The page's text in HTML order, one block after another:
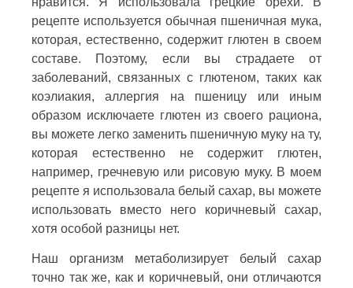
рецепте используется обычная пшеничная мука,
которая, естественно, содержит глютен в своем
составе. Поэтому, если вы страдаете от
заболеваний, связанных с глютеном, таких как
коэлиакия, аллергия на пшеницу или иным
образом исключаете глютен из своего рациона,
вы можете легко заменить пшеничную муку на ту,
которая естественно не содержит глютен,
например, гречневую или рисовую муку. В моем
рецепте я использовала белый сахар, вы можете
использовать вместо него коричневый сахар,
хотя особой разницы нет.
Наш организм метаболизирует белый сахар
точно так же, как и коричневый, они отличаются